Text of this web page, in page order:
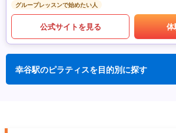
グループレッスンで始めたい人
公式サイトを見る 体
幸谷駅のピラティスを目的別に探す